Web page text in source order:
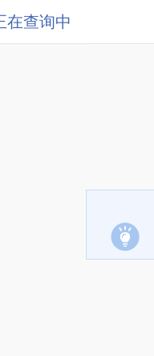
在查询中